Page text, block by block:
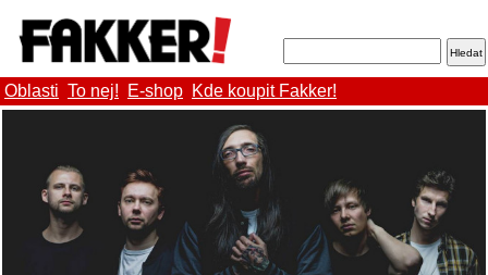
Oblasti To nej! E-shop Kde koupit Fakker!